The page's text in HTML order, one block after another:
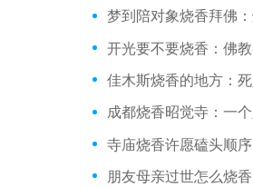
梦到陪对象烧香拜佛
开光要不要烧香：佛
佳木斯烧香的地方：
成都烧香昭觉寺：一
寺庙烧香许愿磕头顺
朋友母亲过世怎么烧